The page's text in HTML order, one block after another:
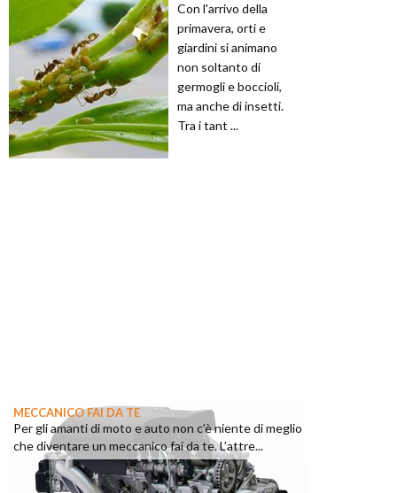
Con l'arrivo della
primavera, orti e
giardini si animano
non soltanto di
germogli e boccioli,
ma anche di insetti.
Tra i tant ...
MECCANICO FAI DA TE
Per gli amanti di moto e auto non c’è niente di meglio
che diventare un meccanico fai da te. L’attre...